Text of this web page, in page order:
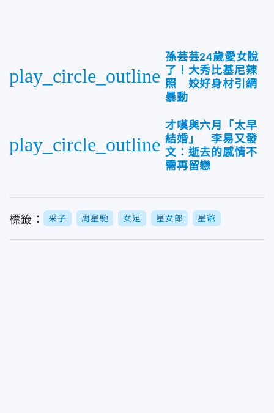
play_circle_outline
孫芸芸24歲愛女脫
了！大秀比基尼辣
照 姣好身材引網
暴動
play_circle_outline
才嘆與六月「太早
結婚」 李易又發
文：逝去的感情不
需再留戀
標籤： 采子 周星馳 女足 星女郎 星爺